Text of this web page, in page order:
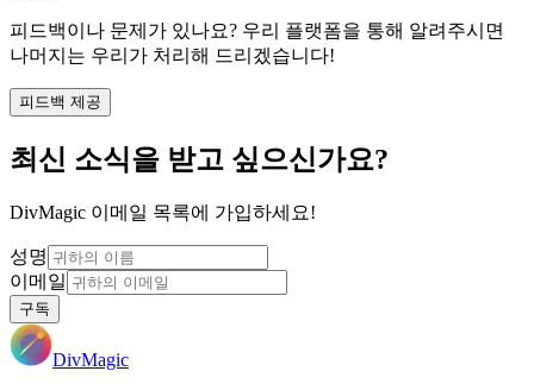
피드백이나 문제가 있나요? 우리 플랫폼을 통해 알려주시면
나머지는 우리가 처리해 드리겠습니다!
피드백 제공
최신 소식을 받고 싶으신가요?
DivMagic 이메일 목록에 가입하세요!
성명
이메일
구독
DivMagic